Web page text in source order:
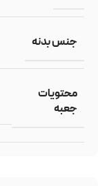
جنس بدنه
محتویات
جعبه